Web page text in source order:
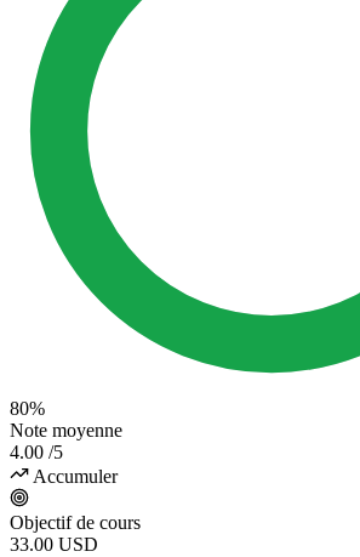
80%
Note moyenne
4.00 /5
Accumuler
Objectif de cours
33.00 USD